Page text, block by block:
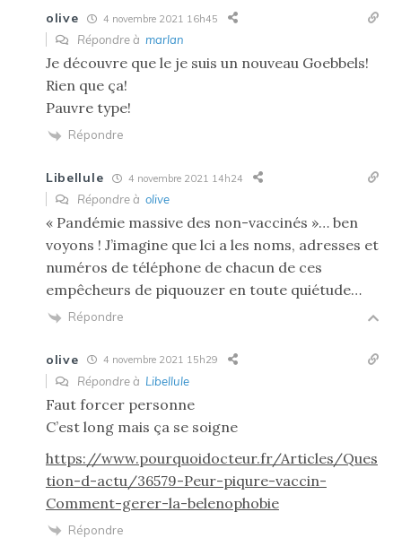
olive 4 novembre 2021 16h45
Répondre à marlan
Je découvre que le je suis un nouveau Goebbels!
Rien que ça!
Pauvre type!
Répondre
Libellule 4 novembre 2021 14h24
Répondre à olive
« Pandémie massive des non-vaccinés »… ben
voyons ! J’imagine que lci a les noms, adresses et
numéros de téléphone de chacun de ces
empêcheurs de piquouzer en toute quiétude…
Répondre
olive 4 novembre 2021 15h29
Répondre à Libellule
Faut forcer personne
C’est long mais ça se soigne
https://www.pourquoidocteur.fr/Articles/Ques
tion-d-actu/36579-Peur-piqure-vaccin-
Comment-gerer-la-belenophobie
Répondre